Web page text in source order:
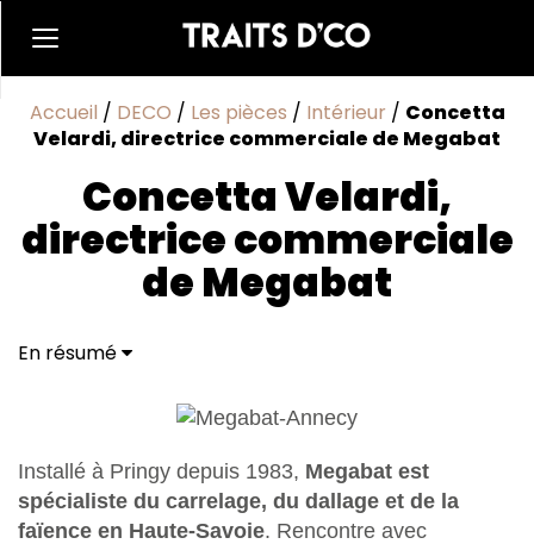
Accueil / DECO / Les pièces / Intérieur / Concetta
Velardi, directrice commerciale de Megabat
Concetta Velardi,
directrice commerciale
de Megabat
En résumé
Installé à Pringy depuis 1983, Megabat est
spécialiste du carrelage, du dallage et de la
faïence en Haute-Savoie. Rencontre avec